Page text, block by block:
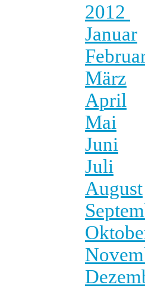
2012
Januar
März
April
Mai
Juni
Juli
August